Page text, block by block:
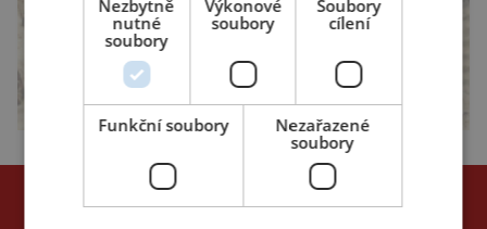
NEJČTENĚJŠÍ ČLÁNKY
Nezbytně
nutné
soubory
Výkonové
soubory
Soubory
cílení
Funkční soubory
Nezařazené
soubory